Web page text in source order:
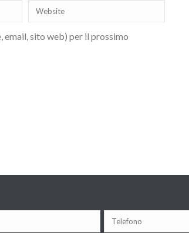
email, sito web) per il prossimo